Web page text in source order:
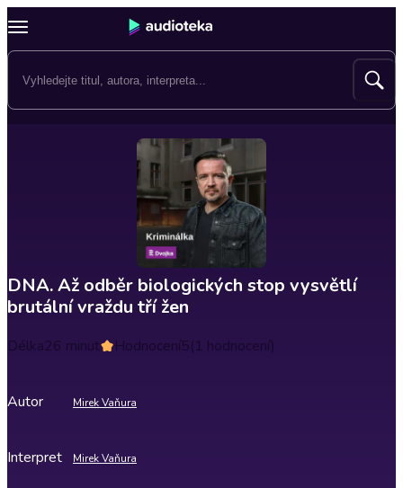
DNA. Až odběr biologických stop vysvětlí
brutální vraždu tří žen
Délka26 minut Hodnocení5(1 hodnocení)
Autor Mirek Vaňura
Interpret Mirek Vaňura